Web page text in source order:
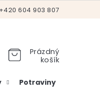
+420 604 903 807
reklamace
Prázdný
košík
Potraviny